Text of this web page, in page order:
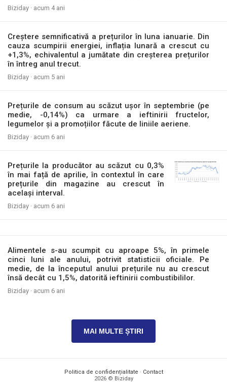
Biziday · acum 4 ani
Creștere semnificativă a prețurilor în luna ianuarie. Din
cauza scumpirii energiei, inflația lunară a crescut cu
+1,3%, echivalentul a jumătate din creșterea prețurilor
în întreg anul trecut.
Biziday · acum 5 ani
Prețurile de consum au scăzut ușor în septembrie (pe
medie, -0,14%) ca urmare a ieftinirii fructelor,
legumelor și a promoțiilor făcute de liniile aeriene.
Biziday · acum 6 ani
Prețurile la producător au scăzut cu 0,3%
în mai față de aprilie, în contextul în care
prețurile din magazine au crescut în
același interval.
Biziday · acum 6 ani
Alimentele s-au scumpit cu aproape 5%, în primele
cinci luni ale anului, potrivit statisticii oficiale. Pe
medie, de la începutul anului prețurile nu au crescut
însă decât cu 1,5%, datorită ieftinirii combustibililor.
Biziday · acum 6 ani
MAI MULTE ȘTIRI
Politica de confidențialitate · Contact
2026 © Biziday